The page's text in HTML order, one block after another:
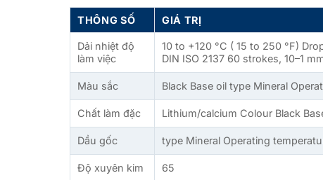
THÔNG SỐ GIÁ TRỊ
Dải nhiệt độ
làm việc
10 to +120 °C ( 15 to 250 °F)
DIN ISO 2137 60 strokes, 10–1
Màu sắc Black Base oil type Mineral
Chất làm đặc Lithium/calcium Colour Black
Dầu gốc type Mineral Operating
Độ xuyên kim 65